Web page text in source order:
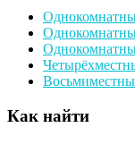
Как найти